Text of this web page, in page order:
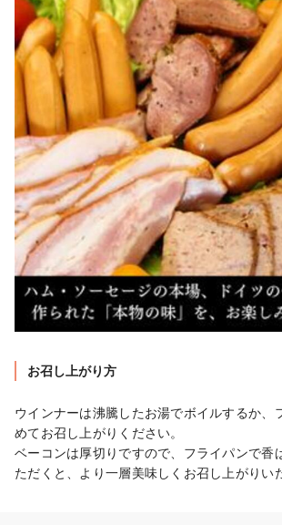
お召し上がり方
ウインナーは沸騰したお湯でボイルするか、
めてお召し上がりください。
ベーコンは厚切りですので、フライパンで香
ただくと、より一層美味しくお召し上がりい